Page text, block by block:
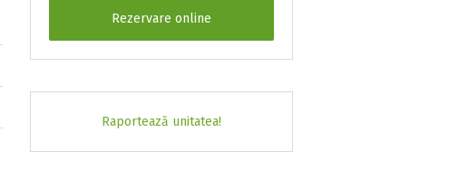
Rezervare online
Raportează unitatea!